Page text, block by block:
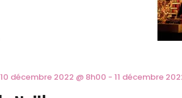
10 décembre 2022 @ 8h00 -11 décembre